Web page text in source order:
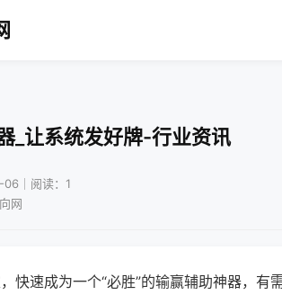
_让系统发好牌-行业资讯
｜阅读：1
网
快速成为一个“必胜”的输赢辅助神器，有